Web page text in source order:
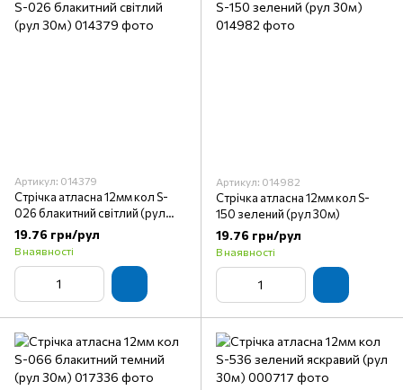
Артикул: 014379
Стрічка атласна 12мм кол S-
026 блакитний світлий (рул
30м)
19.76 грн/рул
В наявності
Артикул: 014982
Стрічка атласна 12мм кол S-
150 зелений (рул 30м)
19.76 грн/рул
В наявності